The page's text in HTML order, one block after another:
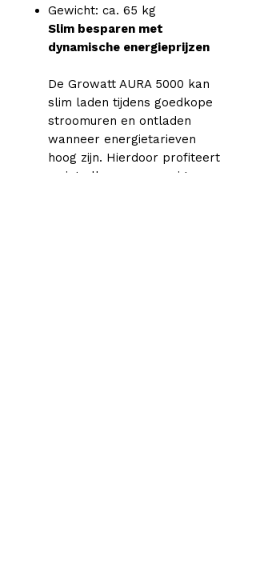
Gewicht: ca. 65 kg
Slim besparen met
dynamische energieprijzen
De Growatt AURA 5000 kan
slim laden tijdens goedkope
stroomuren en ontladen
wanneer energietarieven
hoog zijn. Hierdoor profiteert
u niet alleen van uw eigen